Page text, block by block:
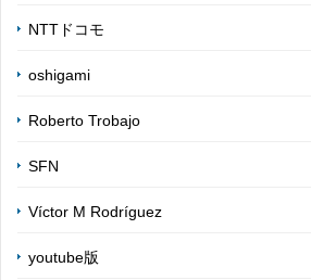
NTTドコモ
oshigami
Roberto Trobajo
SFN
Víctor M Rodríguez
youtube版